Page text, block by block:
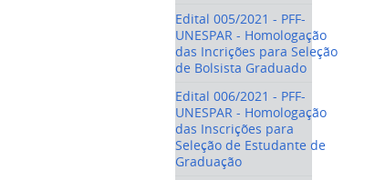
Edital 005/2021 - PFF-
UNESPAR - Homologação
das Incrições para Seleção
de Bolsista Graduado
Edital 006/2021 - PFF-
UNESPAR - Homologação
das Inscrições para
Seleção de Estudante de
Graduação